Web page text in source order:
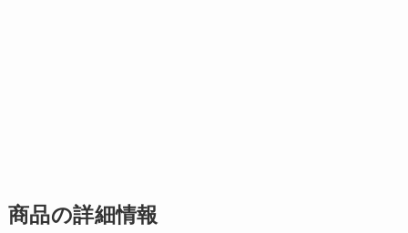
商品の詳細情報